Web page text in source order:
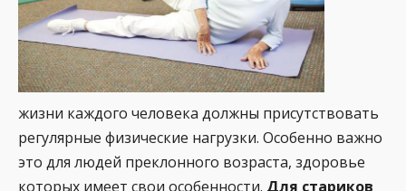
жизни каждого человека должны присутствовать
регулярные физические нагрузки. Особенно важно
это для людей преклонного возраста, здоровье
которых имеет свои особенности. Для стариков